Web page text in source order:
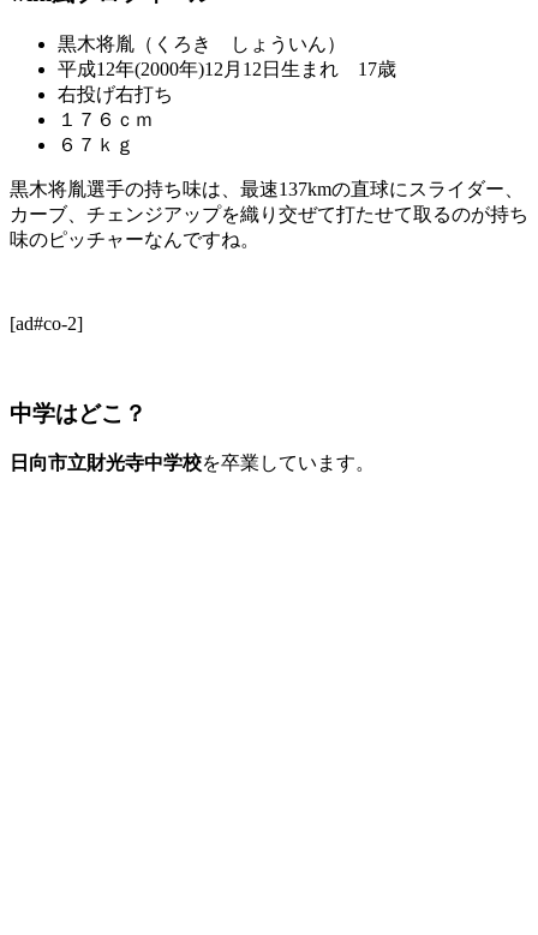
黒木将胤（くろき しょういん）
平成12年(2000年)12月12日生まれ 17歳
右投げ右打ち
１７６ｃｍ
６７ｋｇ
黒木将胤選手の持ち味は、最速137kmの直球にスライダー、
カーブ、チェンジアップを織り交ぜて打たせて取るのが持ち
味のピッチャーなんですね。
[ad#co-2]
中学はどこ？
日向市立財光寺中学校を卒業しています。